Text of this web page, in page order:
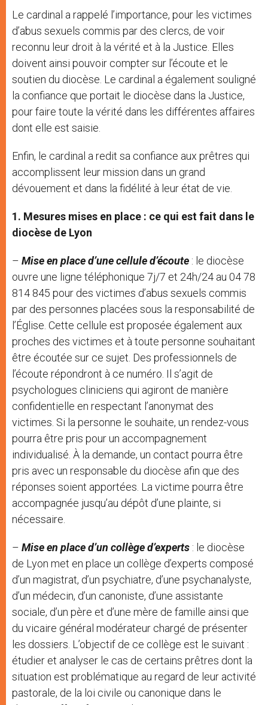
Le cardinal a rappelé l’importance, pour les victimes
d’abus sexuels commis par des clercs, de voir
reconnu leur droit à la vérité et à la Justice. Elles
doivent ainsi pouvoir compter sur l’écoute et le
soutien du diocèse. Le cardinal a également souligné
la confiance que portait le diocèse dans la Justice,
pour faire toute la vérité dans les différentes affaires
dont elle est saisie.
Enfin, le cardinal a redit sa confiance aux prêtres qui
accomplissent leur mission dans un grand
dévouement et dans la fidélité à leur état de vie.
1. Mesures mises en place : ce qui est fait dans le
diocèse de Lyon
– Mise en place d’une cellule d’écoute : le diocèse
ouvre une ligne téléphonique 7j/7 et 24h/24 au 04 78
814 845 pour des victimes d’abus sexuels commis
par des personnes placées sous la responsabilité de
l’Église. Cette cellule est proposée également aux
proches des victimes et à toute personne souhaitant
être écoutée sur ce sujet. Des professionnels de
l’écoute répondront à ce numéro. Il s’agit de
psychologues cliniciens qui agiront de manière
confidentielle en respectant l’anonymat des
victimes. Si la personne le souhaite, un rendez-vous
pourra être pris pour un accompagnement
individualisé. À la demande, un contact pourra être
pris avec un responsable du diocèse afin que des
réponses soient apportées. La victime pourra être
accompagnée jusqu’au dépôt d’une plainte, si
nécessaire.
– Mise en place d’un collège d’experts : le diocèse
de Lyon met en place un collège d’experts composé
d’un magistrat, d’un psychiatre, d’une psychanalyste,
d’un médecin, d’un canoniste, d’une assistante
sociale, d’un père et d’une mère de famille ainsi que
du vicaire général modérateur chargé de présenter
les dossiers. L’objectif de ce collège est le suivant :
étudier et analyser le cas de certains prêtres dont la
situation est problématique au regard de leur activité
pastorale, de la loi civile ou canonique dans le